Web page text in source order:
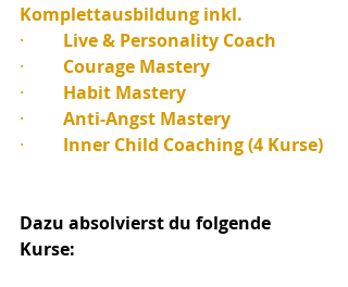
Komplettausbildung inkl.
· Live & Personality Coach
· Courage Mastery
· Habit Mastery
· Anti-Angst Mastery
· Inner Child Coaching (4 Kurse)
Dazu absolvierst du folgende
Kurse: